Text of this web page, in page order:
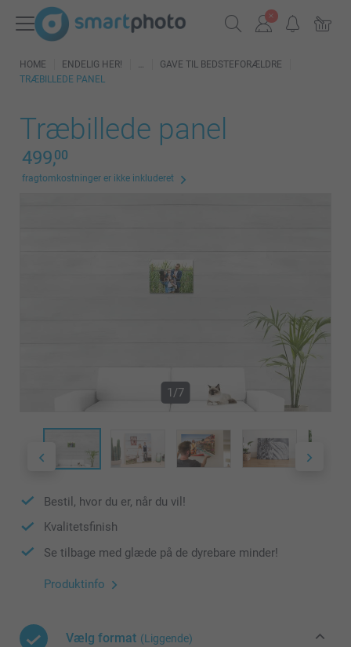
HOME ENDELIG HER!
GAVE TIL BEDSTEFORÆLDRE
TRÆBILLEDE PANEL
Træbillede panel
499,00
fragtomkostninger er ikke inkluderet
1/7
Bestil, hvor du er, når du vil!
Kvalitetsfinish
Se tilbage med glæde på de dyrebare minder!
Produktinfo
Vælg format (Liggende)